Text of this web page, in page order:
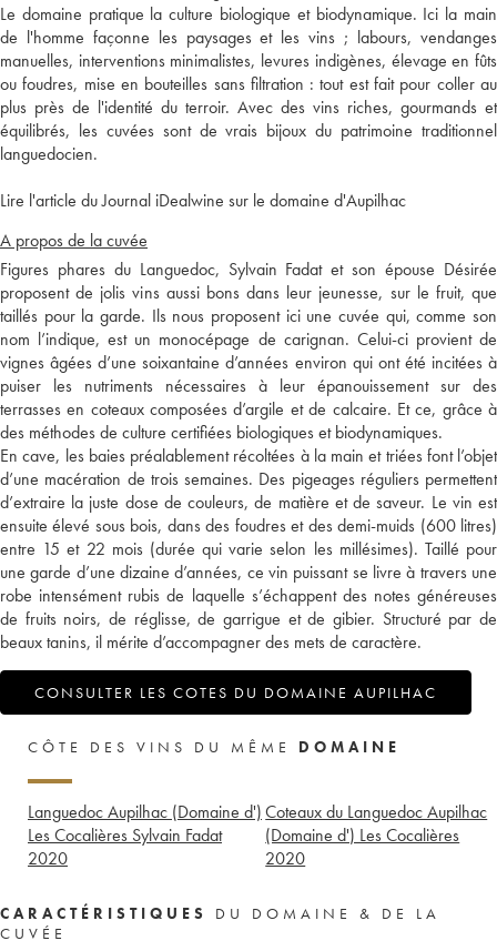
Le domaine pratique la culture biologique et biodynamique. Ici la main
de l'homme façonne les paysages et les vins ; labours, vendanges
manuelles, interventions minimalistes, levures indigènes, élevage en fûts
ou foudres, mise en bouteilles sans filtration : tout est fait pour coller au
plus près de l'identité du terroir. Avec des vins riches, gourmands et
équilibrés, les cuvées sont de vrais bijoux du patrimoine traditionnel
languedocien.
Lire l'article du Journal iDealwine sur le domaine d'Aupilhac
A propos de la cuvée
Figures phares du Languedoc, Sylvain Fadat et son épouse Désirée
proposent de jolis vins aussi bons dans leur jeunesse, sur le fruit, que
taillés pour la garde. Ils nous proposent ici une cuvée qui, comme son
nom l’indique, est un monocépage de carignan. Celui-ci provient de
vignes âgées d’une soixantaine d’années environ qui ont été incitées à
puiser les nutriments nécessaires à leur épanouissement sur des
terrasses en coteaux composées d’argile et de calcaire. Et ce, grâce à
des méthodes de culture certifiées biologiques et biodynamiques.
En cave, les baies préalablement récoltées à la main et triées font l’objet
d’une macération de trois semaines. Des pigeages réguliers permettent
d’extraire la juste dose de couleurs, de matière et de saveur. Le vin est
ensuite élevé sous bois, dans des foudres et des demi-muids (600 litres)
entre 15 et 22 mois (durée qui varie selon les millésimes). Taillé pour
une garde d’une dizaine d’années, ce vin puissant se livre à travers une
robe intensément rubis de laquelle s’échappent des notes généreuses
de fruits noirs, de réglisse, de garrigue et de gibier. Structuré par de
beaux tanins, il mérite d’accompagner des mets de caractère.
CONSULTER LES COTES DU DOMAINE AUPILHAC
CÔTE DES VINS DU MÊME DOMAINE
Languedoc Aupilhac (Domaine d')
Les Cocalières Sylvain Fadat
2020
Coteaux du Languedoc Aupilhac
(Domaine d') Les Cocalières
2020
CARACTÉRISTIQUES
DU DOMAINE & DE LA
CUVÉE